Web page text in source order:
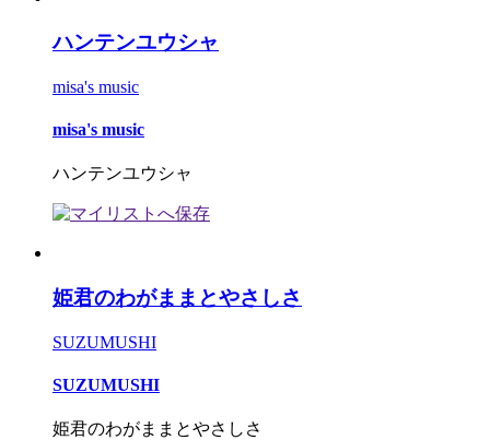
ハンテンユウシャ
misa's music
misa's music
ハンテンユウシャ
姫君のわがままとやさしさ
SUZUMUSHI
SUZUMUSHI
姫君のわがままとやさしさ